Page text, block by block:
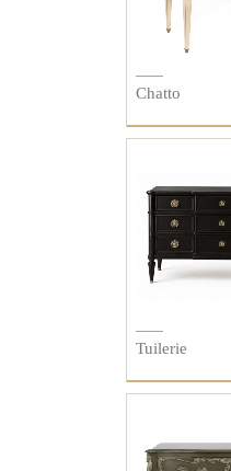
Chatto
Tuilerie